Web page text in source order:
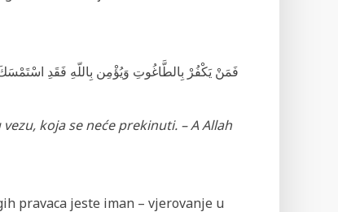
فَمَنْ يَكْفُرْ بِالطَّاغُوتِ وَيُؤْمِن بِاللّهِ فَقَدِ اسْتَمْسَكَ
koja se neće prekinuti. – A Allah
pravaca jeste iman – vjerovanje u